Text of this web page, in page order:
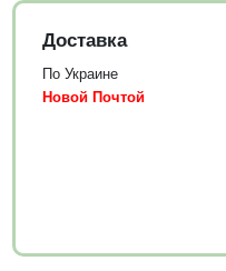
Доставка
По Украине
Новой Почтой